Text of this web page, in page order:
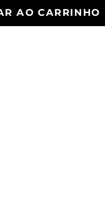
AO CARRINHO